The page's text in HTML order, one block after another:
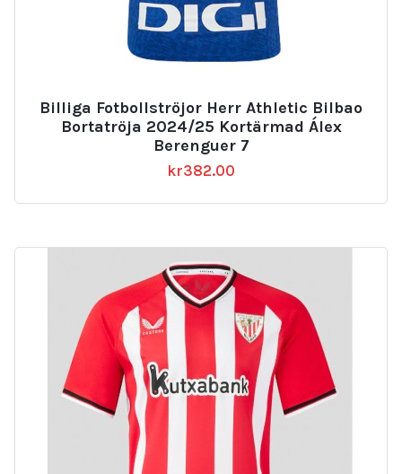
Billiga Fotbollströjor Herr Athletic Bilbao
Bortatröja 2024/25 Kortärmad Álex
Berenguer 7
kr382.00